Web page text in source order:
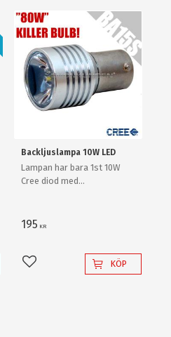
Backljuslampa 10W LED
Lampan har bara 1st 10W
Cree diod med
enkelt en "80W" backlampa
195 KR
Lägg till i favoriter
KÖP